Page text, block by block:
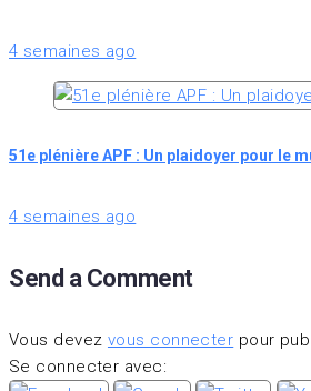
4 semaines ago
51e plénière APF : Un plaidoyer pour le
4 semaines ago
Send a Comment
Vous devez vous connecter pour
Se connecter avec: